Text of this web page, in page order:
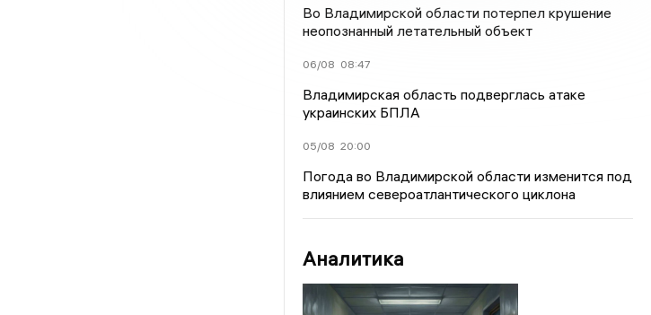
Во Владимирской области потерпел крушение
неопознанный летательный объект
06/08 08:47
Владимирская область подверглась атаке
украинских БПЛА
05/08 20:00
Погода во Владимирской области изменится под
влиянием североатлантического циклона
Аналитика